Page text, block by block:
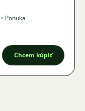
• Ponuka
Chcem kúpiť